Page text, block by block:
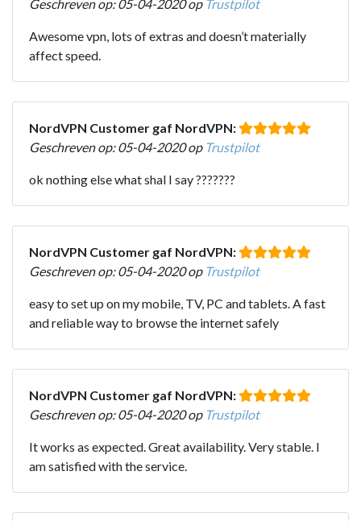
Geschreven op: 05-04-2020 op Trustpilot
Awesome vpn, lots of extras and doesn’t materially
affect speed.
NordVPN Customer gaf NordVPN:
Geschreven op: 05-04-2020 op Trustpilot
ok nothing else what shal I say ???????
NordVPN Customer gaf NordVPN:
Geschreven op: 05-04-2020 op Trustpilot
easy to set up on my mobile, TV, PC and tablets. A fast
and reliable way to browse the internet safely
NordVPN Customer gaf NordVPN:
Geschreven op: 05-04-2020 op Trustpilot
It works as expected. Great availability. Very stable. I
am satisfied with the service.